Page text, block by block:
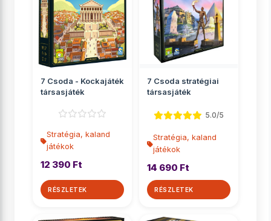
7 Csoda - Kockajáték
társasjáték
Stratégia, kaland
játékok
12 390 Ft
RÉSZLETEK
7 Csoda stratégiai
társasjáték
5.0/5
Stratégia, kaland
játékok
14 690 Ft
RÉSZLETEK